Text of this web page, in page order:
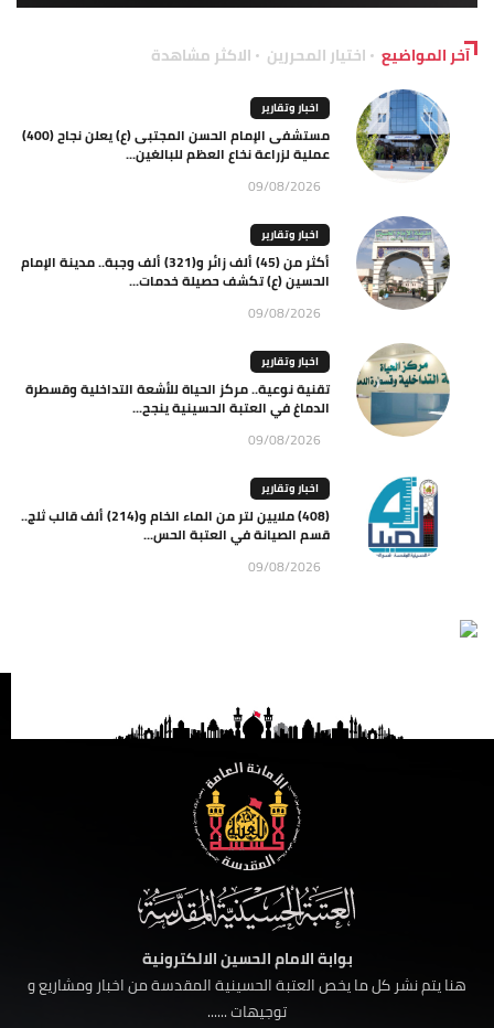
آخر المواضيع اختيار المحررين الاكثر مشاهدة
اخبار وتقارير
مستشفى الإمام الحسن المجتبى (ع) يعلن نجاح (400)
عملية لزراعة نخاع العظم للبالغين...
09/08/2026
اخبار وتقارير
أكثر من (45) ألف زائر و(321) ألف وجبة.. مدينة الإمام
الحسين (ع) تكشف حصيلة خدمات...
09/08/2026
اخبار وتقارير
تقنية نوعية.. مركز الحياة للأشعة التداخلية وقسطرة
الدماغ في العتبة الحسينية ينجح...
09/08/2026
اخبار وتقارير
(408) ملايين لتر من الماء الخام و(214) ألف قالب ثلج..
قسم الصيانة في العتبة الحس...
09/08/2026
بوابة الامام الحسين الالكترونية
هنا يتم نشر كل ما يخص العتبة الحسينية المقدسة من اخبار ومشاريع و
توجيهات ......